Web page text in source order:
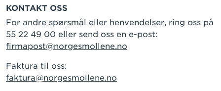
KONTAKT OSS
For andre spørsmål eller henvendelser, ring oss på
55 22 49 00 eller send oss en e-post:
firmapost@norgesmollene.no
Faktura til oss:
faktura@norgesmollene.no